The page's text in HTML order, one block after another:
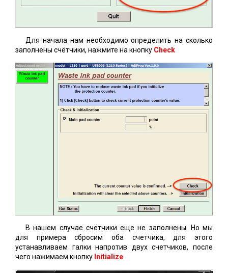
Для начала нам необходимо определить на сколько
заполнены счётчики, нажмите на кнопку Check
В нашем случае счётчики еще не заполнены. Но мы
для примера сбросим оба счетчика, для этого
устанавливаем галки напротив двух счетчиков, после
чего нажимаем кнопку Initialize